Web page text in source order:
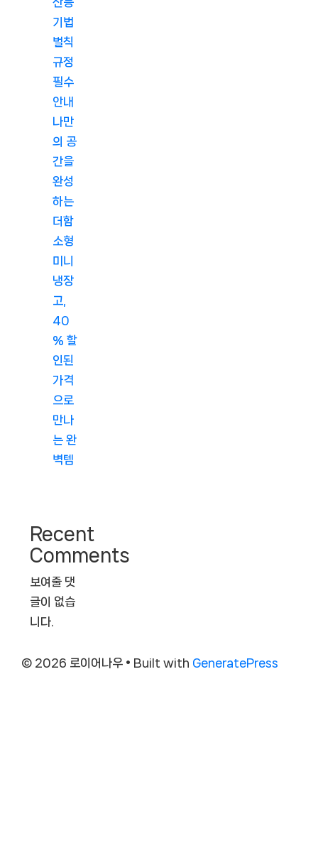
기법
벌칙
규정
필수
안내
나만
의 공
간을
완성
하는
더함
소형
미니
냉장
고,
40
% 할
인된
가격
으로
만나
는 완
벽템
Recent
Comments
보여줄 댓
글이 없습
니다.
© 2026 로이어나우 • Built with GeneratePress